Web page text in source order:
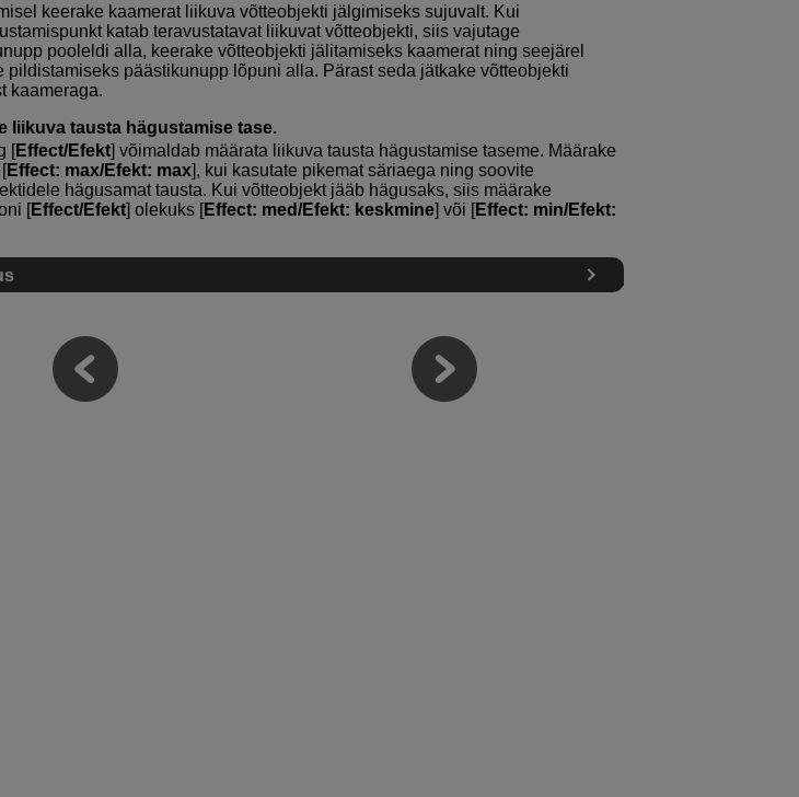
keerake kaamerat liikuva võtteobjekti jälgimiseks sujuvalt. Kui
katab teravustatavat liikuvat võtteobjekti, siis vajutage
pooleldi alla, keerake võtteobjekti jälitamiseks kaamerat ning seejärel
pildistamiseks päästikunupp lõpuni alla. Pärast seda jätkake võtteobjekti
kaameraga.
liikuva tausta hägustamise tase.
[Effect/Efekt] võimaldab määrata liikuva tausta hägustamise taseme. Määrake
Effect: max/Efekt: max], kui kasutate pikemat säriaega ning soovite
hägusamat tausta. Kui võtteobjekt jääb hägusaks, siis määrake
[Effect/Efekt] olekuks [Effect: med/Efekt: keskmine] või [Effect: min/Efekt: